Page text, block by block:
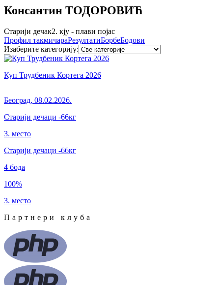
Консантин ТОДОРОВИЋ
Старији дечак2. кју - плави појас
Профил такмичараРезултатиБорбеБодови
Изаберите категорију:
Куп Трудбеник Кортега 2026
Београд, 08.02.2026.
Старији дечаци -66кг
3. место
Старији дечаци -66кг
4 бода
100%
3. место
Партнери клуба